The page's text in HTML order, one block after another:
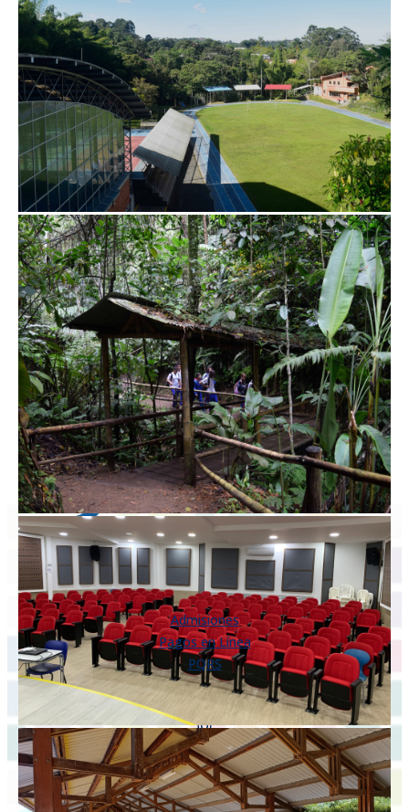
ENLACES DIRECTOS
Admisiones
Pagos en Línea
PQRS
Km 5 vía a Armenia
Pereira, Risaralda
Colombia